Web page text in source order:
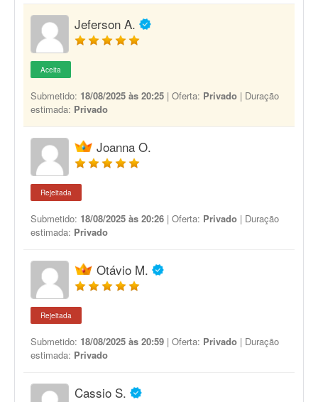
Jeferson A.
Aceita
Submetido: 18/08/2025 às 20:25 | Oferta: Privado | Duração
estimada: Privado
Joanna O.
Rejeitada
Submetido: 18/08/2025 às 20:26 | Oferta: Privado | Duração
estimada: Privado
Otávio M.
Rejeitada
Submetido: 18/08/2025 às 20:59 | Oferta: Privado | Duração
estimada: Privado
Cassio S.